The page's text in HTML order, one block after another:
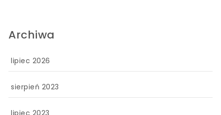
Archiwa
lipiec 2026
sierpień 2023